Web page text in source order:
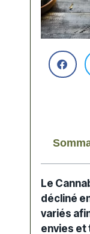
Le
décliné
variés
envies et